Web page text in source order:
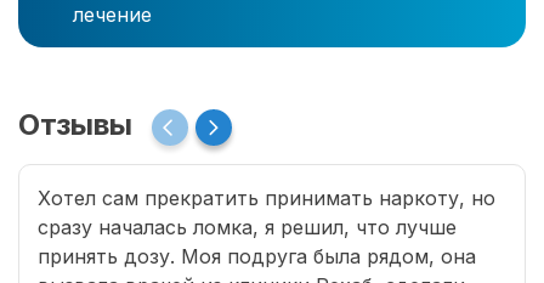
лечение
Отзывы
Хотел сам прекратить принимать наркоту, но
сразу началась ломка, я решил, что лучше
принять дозу. Моя подруга была рядом, она